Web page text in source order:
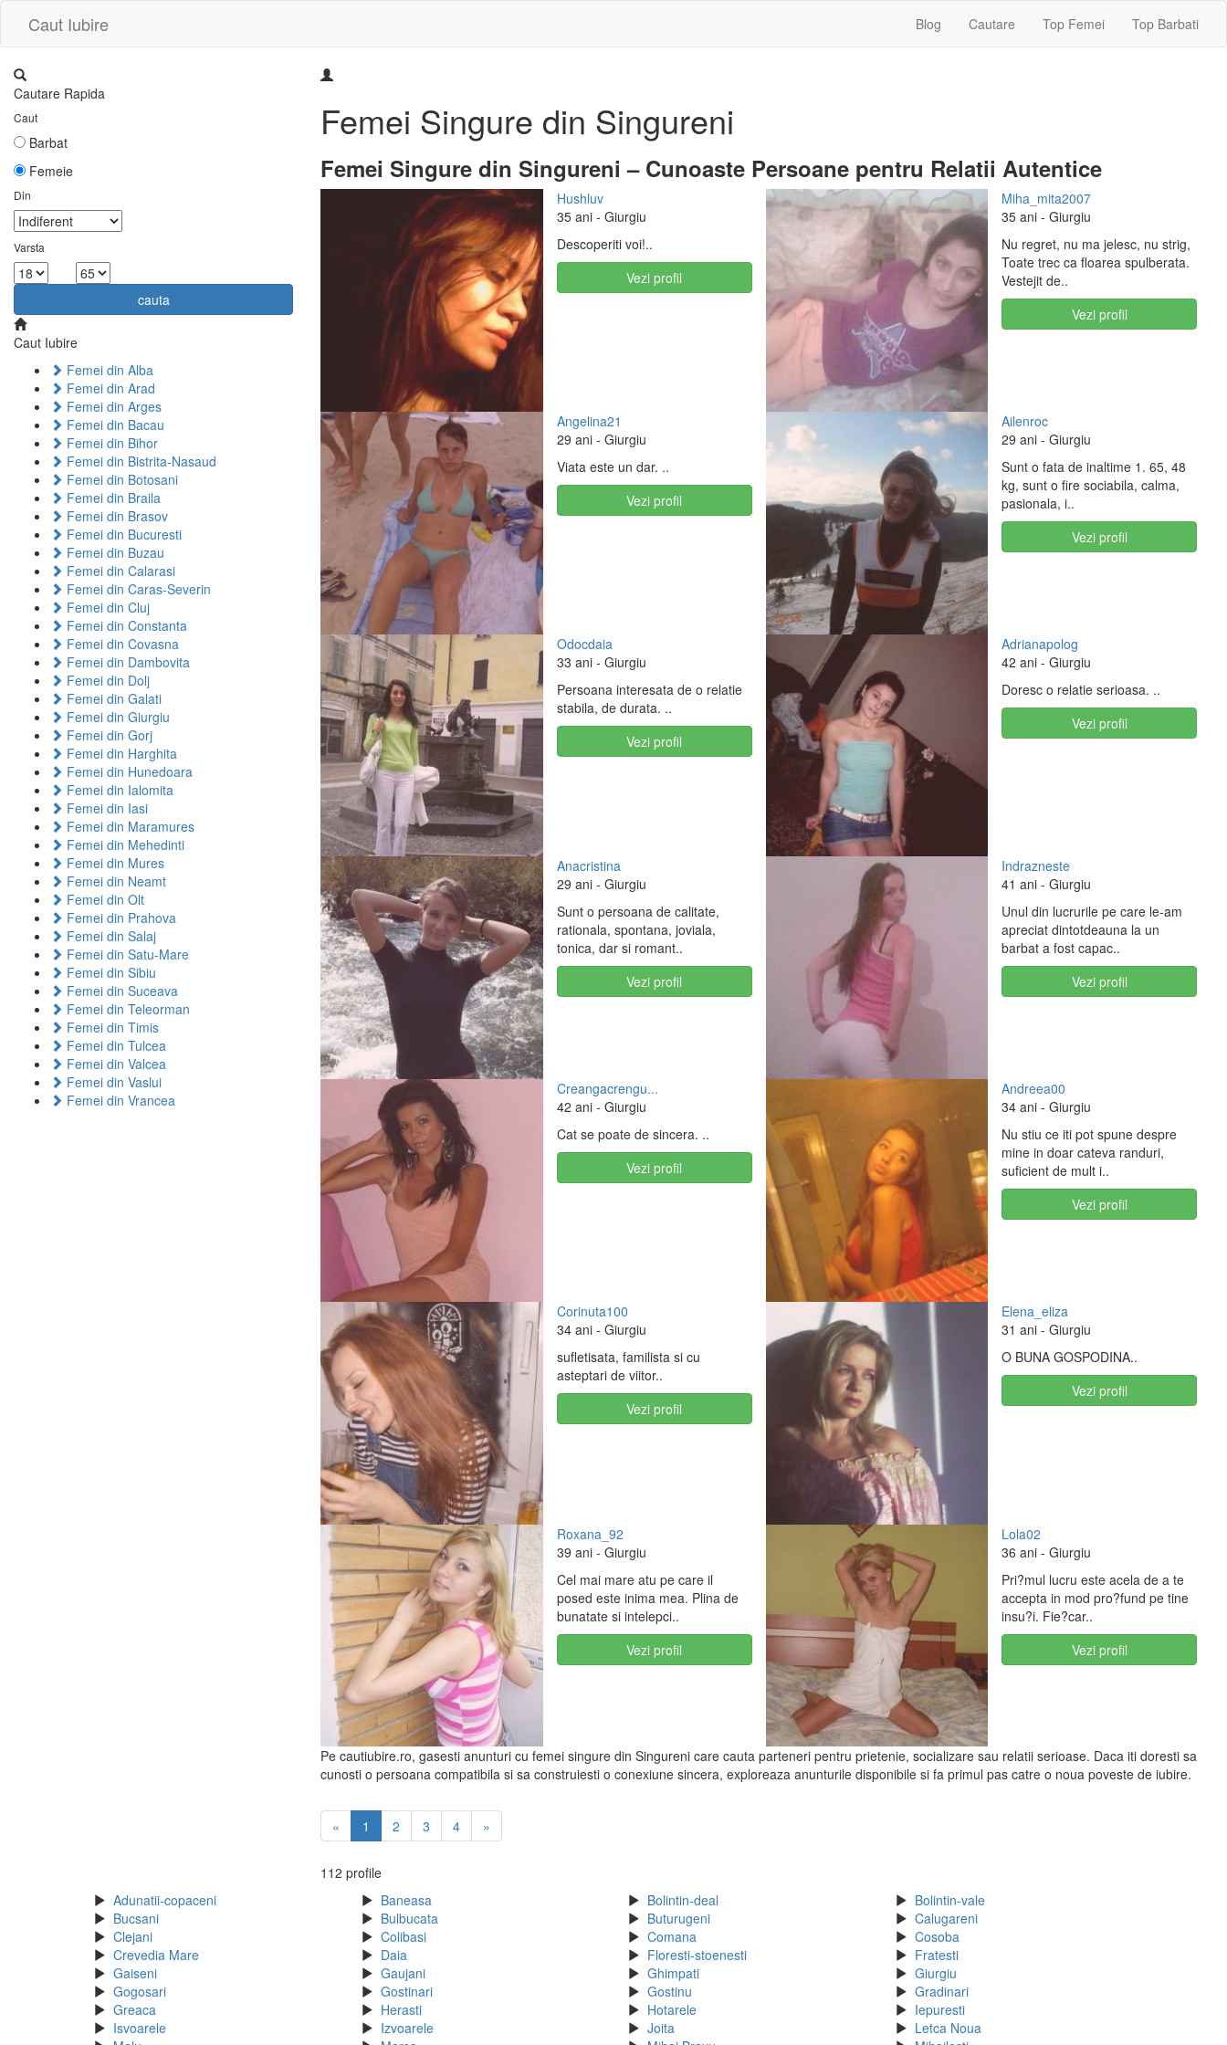
Caut Iubire Blog Cautare Top Femei Top Barbati
Cautare Rapida
Caut
Barbat
Femeie
Din
Varsta
cauta
Caut Iubire
Femei din Alba
Femei din Arad
Femei din Arges
Femei din Bacau
Femei din Bihor
Femei din Bistrita-Nasaud
Femei din Botosani
Femei din Braila
Femei din Brasov
Femei din Bucuresti
Femei din Buzau
Femei din Calarasi
Femei din Caras-Severin
Femei din Cluj
Femei din Constanta
Femei din Covasna
Femei din Dambovita
Femei din Dolj
Femei din Galati
Femei din Giurgiu
Femei din Gorj
Femei din Harghita
Femei din Hunedoara
Femei din Ialomita
Femei din Iasi
Femei din Maramures
Femei din Mehedinti
Femei din Mures
Femei din Neamt
Femei din Olt
Femei din Prahova
Femei din Salaj
Femei din Satu-Mare
Femei din Sibiu
Femei din Suceava
Femei din Teleorman
Femei din Timis
Femei din Tulcea
Femei din Valcea
Femei din Vaslui
Femei din Vrancea
Femei Singure din Singureni
Femei Singure din Singureni – Cunoaste Persoane pentru Relatii Autentice
Hushluv
35 ani- Giurgiu
Descoperiti voi!..
Vezi profil
Miha_mita2007
35 ani - Giurgiu
Nu regret, nu ma jelesc, nu strig,
Toate trec ca floarea spulberata.
Vestejit de..
Vezi profil
Angelina21
29 ani- Giurgiu
Viata este un dar. ..
Vezi profil
Ailenroc
29 ani - Giurgiu
Sunt o fata de inaltime 1. 65, 48
kg, sunt o fire sociabila, calma,
pasionala, i..
Vezi profil
Odocdaia
33 ani- Giurgiu
Persoana interesata de o relatie
stabila, de durata. ..
Vezi profil
Adrianapolog
42 ani - Giurgiu
Doresc o relatie serioasa. ..
Vezi profil
Anacristina
29 ani- Giurgiu
Sunt o persoana de calitate,
rationala, spontana, joviala,
tonica, dar si romant..
Vezi profil
Indrazneste
41 ani - Giurgiu
Unul din lucrurile pe care le-am
apreciat dintotdeauna la un
barbat a fost capac..
Vezi profil
Creangacrengu...
42 ani- Giurgiu
Cat se poate de sincera. ..
Vezi profil
Andreea00
34 ani - Giurgiu
Nu stiu ce iti pot spune despre
mine in doar cateva randuri,
suficient de mult i..
Vezi profil
Corinuta100
34 ani- Giurgiu
sufletisata, familista si cu
asteptari de viitor..
Vezi profil
Elena_eliza
31 ani - Giurgiu
O BUNA GOSPODINA..
Vezi profil
Roxana_92
39 ani- Giurgiu
Cel mai mare atu pe care il
posed este inima mea. Plina de
bunatate si intelepci..
Vezi profil
Lola02
36 ani - Giurgiu
Pri?mul lucru este acela de a te
accepta in mod pro?fund pe tine
insu?i. Fie?car..
Vezi profil
Pe cautiubire.ro, gasesti anunturi cu femei singure din Singureni care cauta parteneri pentru prietenie, socializare sau relatii serioase. Daca iti doresti sa
cunosti o persoana compatibila si sa construiesti o conexiune sincera, exploreaza anunturile disponibile si fa primul pas catre o noua poveste de iubire.
« 1 2 3 4 »
112 profile
Adunatii-copaceni
Baneasa Bolintin-deal
Bolintin-vale
Bucsani
Bulbucata Buturugeni
Calugareni
Clejani
Colibasi Comana
Cosoba
Crevedia Mare
Daia Floresti-stoenesti
Fratesti
Gaiseni
Gaujani Ghimpati
Giurgiu
Gogosari
Gostinari Gostinu
Gradinari
Greaca
Herasti Hotarele
Iepuresti
Isvoarele
Izvoarele Joita
Letca Noua